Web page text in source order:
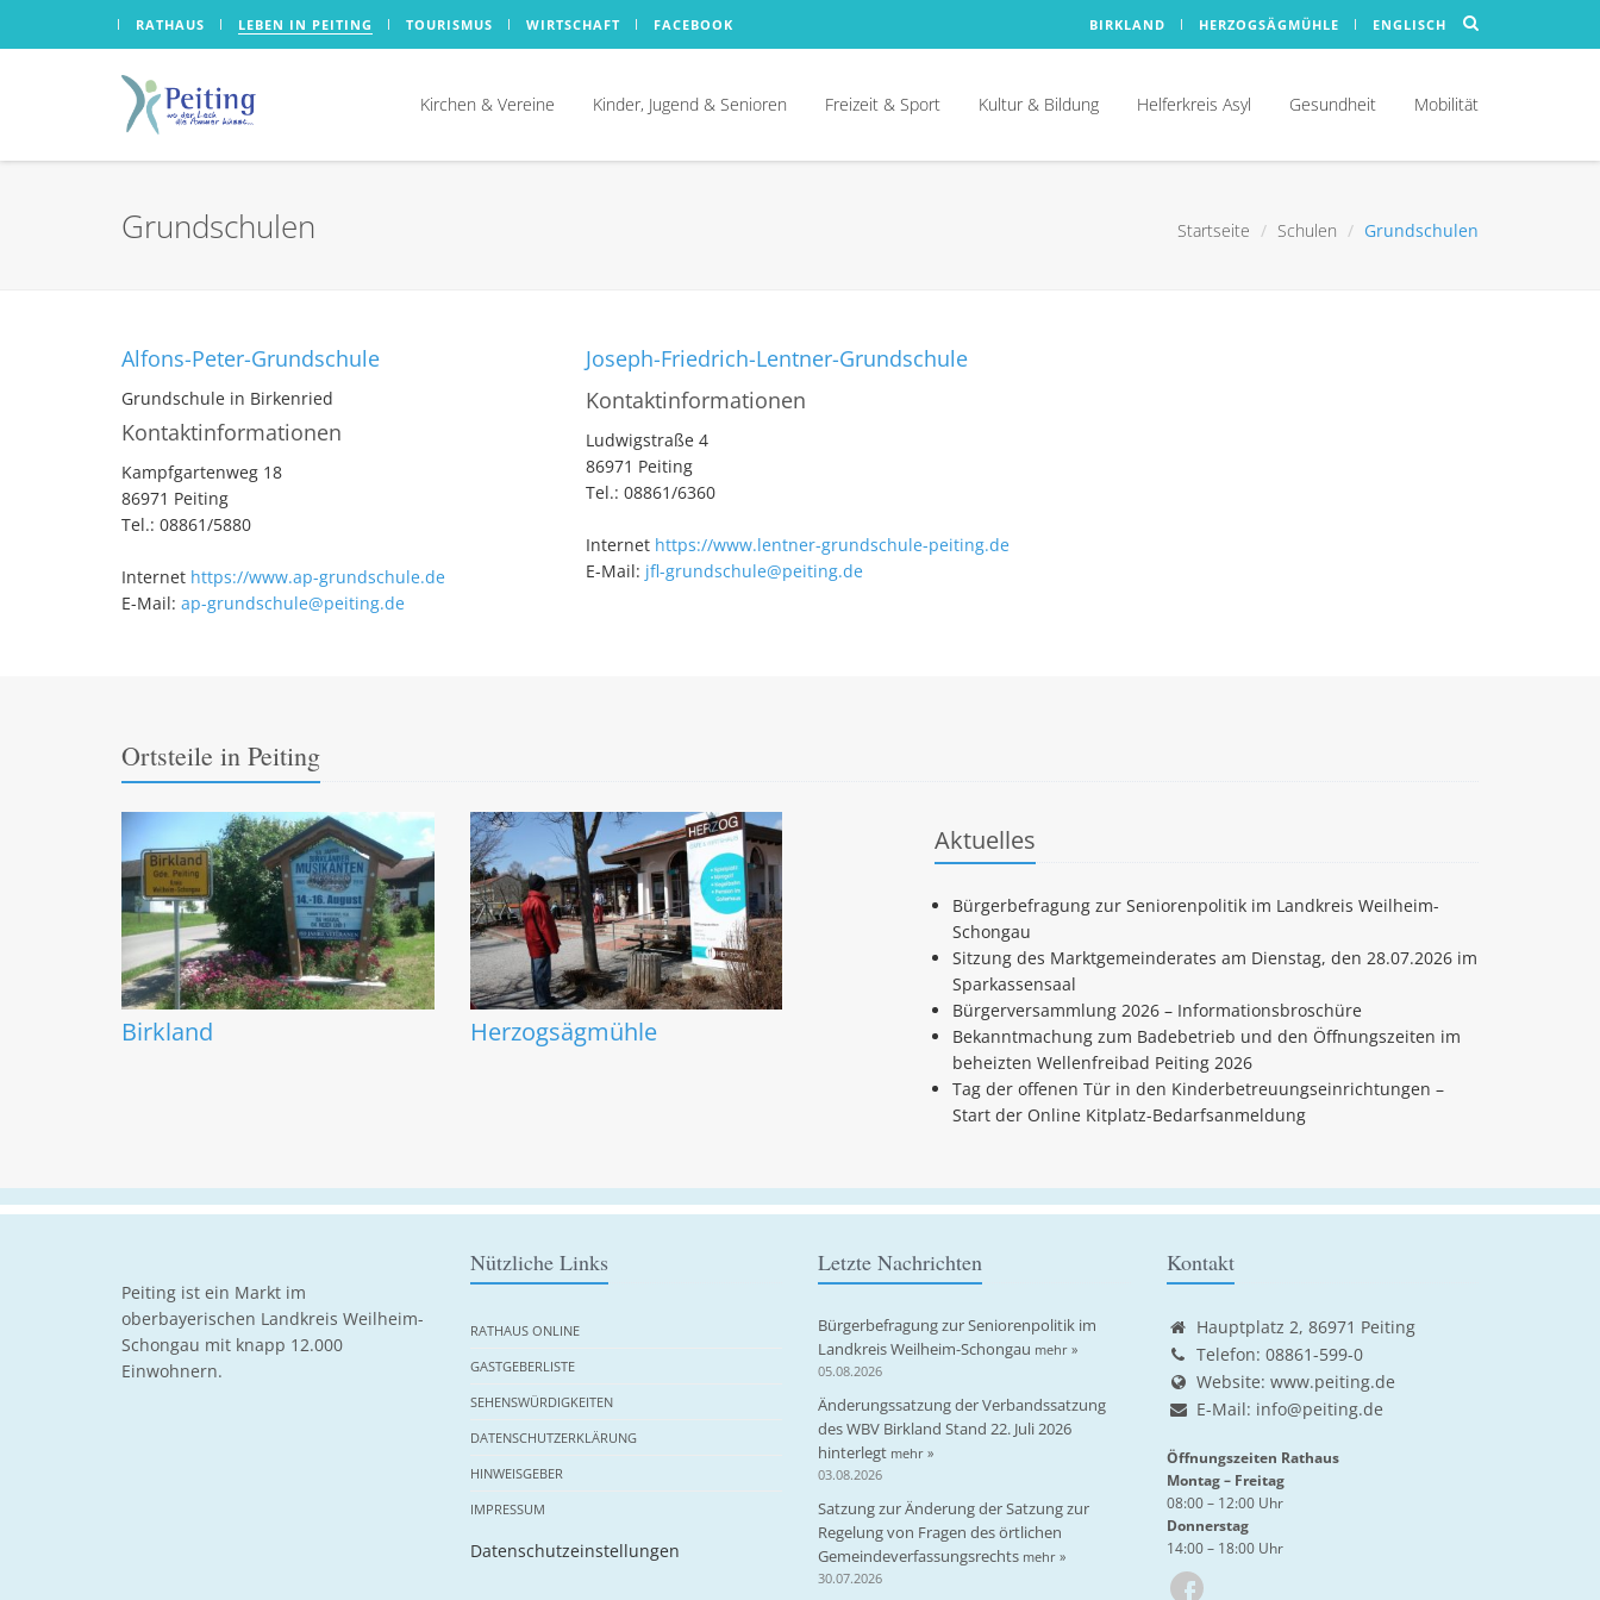
RATHAUS LEBEN IN PEITING TOURISMUS WIRTSCHAFT FACEBOOK BIRKLAND HERZOGSÄGMÜHLE ENGLISCH
Kirchen & Vereine Kinder, Jugend & Senioren Freizeit & Sport Kultur & Bildung Helferkreis Asyl Gesundheit Mobilität
Grundschulen Startseite Schulen Grundschulen
Alfons-Peter-Grundschule
Grundschule in Birkenried
Kontaktinformationen
Kampfgartenweg 18
86971 Peiting
Tel.: 08861/5880
Internet https://www.ap-grundschule.de
E-Mail: ap-grundschule@peiting.de
Joseph-Friedrich-Lentner-Grundschule
Kontaktinformationen
Ludwigstraße 4
86971 Peiting
Tel.: 08861/6360
Internet https://www.lentner-grundschule-peiting.de
E-Mail: jfl-grundschule@peiting.de
Ortsteile in Peiting
Birkland Herzogsägmühle
Aktuelles
Bürgerbefragung zur Seniorenpolitik im Landkreis Weilheim-
Schongau
Sitzung des Marktgemeinderates am Dienstag, den 28.07.2026 im
Sparkassensaal
Bürgerversammlung 2026 – Informationsbroschüre
Bekanntmachung zum Badebetrieb und den Öffnungszeiten im
beheizten Wellenfreibad Peiting 2026
Tag der offenen Tür in den Kinderbetreuungseinrichtungen –
Start der Online Kitplatz-Bedarfsanmeldung
Peiting ist ein Markt im
oberbayerischen Landkreis Weilheim-
Schongau mit knapp 12.000
Einwohnern.
Nützliche Links
RATHAUS ONLINE
GASTGEBERLISTE
SEHENSWÜRDIGKEITEN
DATENSCHUTZERKLÄRUNG
HINWEISGEBER
IMPRESSUM
Datenschutzeinstellungen
Letzte Nachrichten
Bürgerbefragung zur Seniorenpolitik im
Landkreis Weilheim-Schongau mehr »
05.08.2026
Änderungssatzung der Verbandssatzung
des WBV Birkland Stand 22. Juli 2026
hinterlegt mehr »
03.08.2026
Satzung zur Änderung der Satzung zur
Regelung von Fragen des örtlichen
Gemeindeverfassungsrechts mehr »
30.07.2026
Kontakt
Hauptplatz 2, 86971 Peiting
Telefon: 08861-599-0
Website: www.peiting.de
E-Mail: info@peiting.de
Öffnungszeiten Rathaus
Montag – Freitag
08:00 – 12:00 Uhr
Donnerstag
14:00 – 18:00 Uhr